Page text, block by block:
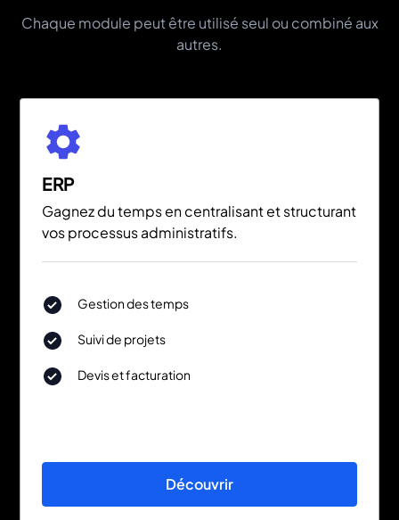
Chaque module peut être utilisé seul ou combiné aux
autres.
ERP
Gagnez du temps en centralisant et structurant
vos processus administratifs.
Gestion des temps
Suivi de projets
Devis et facturation
Découvrir